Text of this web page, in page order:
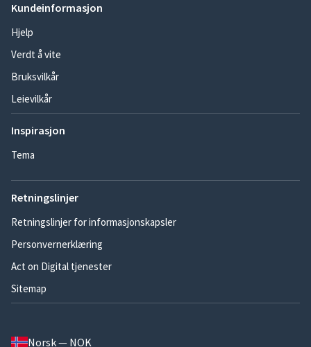
Kundeinformasjon
Hjelp
Verdt å vite
Bruksvilkår
Leievilkår
Inspirasjon
Tema
Retningslinjer
Retningslinjer for informasjonskapsler
Personvernerklæring
Act on Digital tjenester
Sitemap
Norsk — NOK